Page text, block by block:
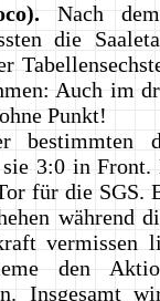
Nach
die
Auch im
Punkt!
bestimmten
3:0 in
für die SGS.
während
den
Insgesamt